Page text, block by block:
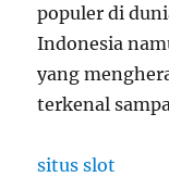
populer di
Indonesia
yang
terkenal
situs slot